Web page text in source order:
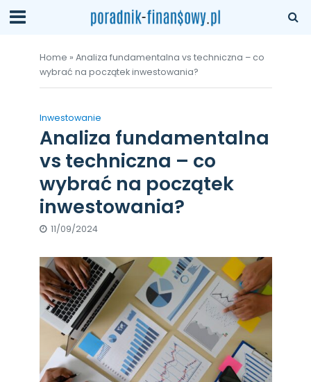
Home » Analiza fundamentalna vs techniczna – co
wybrać na początek inwestowania?
Inwestowanie
Analiza fundamentalna
vs techniczna – co
wybrać na początek
inwestowania?
11/09/2024